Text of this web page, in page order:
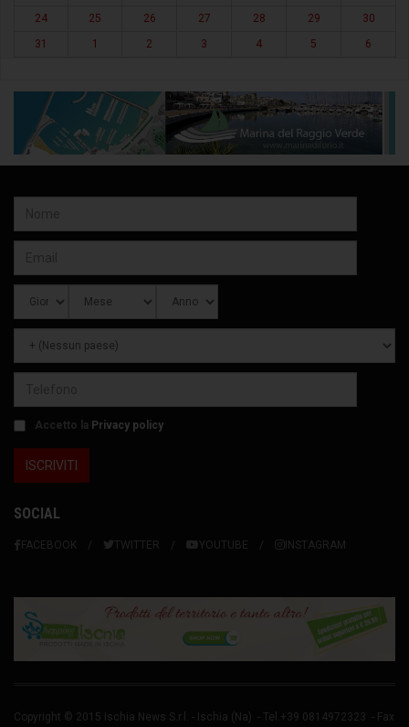
24
25 26 27 28 29
30
31
1 2 3 4 5 6
Accetto la Privacy policy
SOCIAL
FACEBOOK TWITTER YOUTUBE INSTAGRAM
Copyright © 2015 Ischia News S.r.l. - Ischia (Na) - Tel.+39 0814972323 - Fax